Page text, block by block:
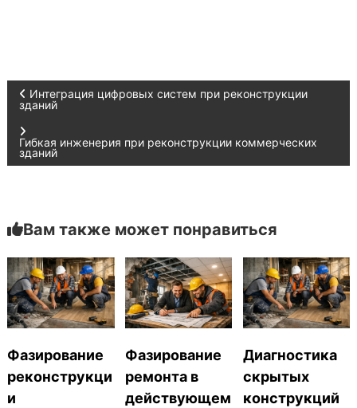
Н
в
г
а
ц
и
я
Интеграция цифровых систем при реконструкции
зданий
Гибкая инженерия при реконструкции коммерческих
зданий
Вам также может понравиться
Фазирование
реконструкци
и
Фазирование
ремонта в
действующем
Диагностика
скрытых
конструкций